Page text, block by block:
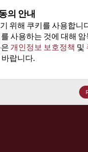
의 안내
위해 쿠키를 사용합니
사용하는 것에 대해
개인정보 보호정책 및
랍니다.